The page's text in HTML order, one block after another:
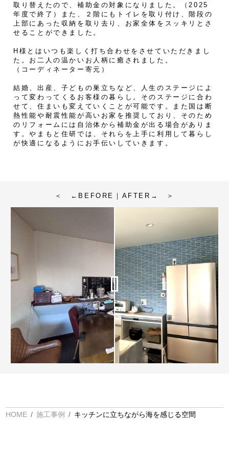
取り替えたので、補助金の対象になりました。（2025
年度で終了）また、２階にもトイレを取り付け、階段の
上部にあった収納を取り去り、お家全体をスッキリとさ
せることができました。
H様とはいつも楽しく打ち合わせをさせていただきまし
た。お二人の温かいお人柄に癒されました。
（コーディネーター寄元）
結婚、出産、子どもの巣立ちなど、人生のステージによ
って変わってくるお客様の暮らし。そのステージに合わ
せて、住まいも変えていくことが可能です。また国は断
熱性能や耐震性能が高いお家を推奨しており、そのため
のリフォームには自治体から補助金が出る場合がありま
す。やまもと住研では、それらを上手に利用して暮らし
が快適になるようにお手伝いしていきます。
＜ ←BEFORE｜AFTER→ ＞
HOME 施工事例 キッチンに立ちながら海を感じる空間